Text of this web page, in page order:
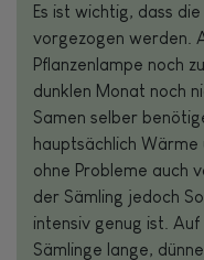
Es ist wichtig, dass
vorgezogen werden.
Pflanzenlampe noch
dunklen Monat noch
Samen selber
hauptsächlich
ohne Probleme auch
der Sämling jedoch
intensiv genug ist.
Sämlinge lange,